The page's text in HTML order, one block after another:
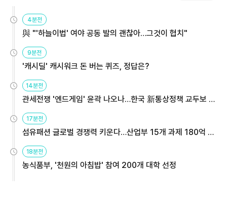
4분전
與 "'하늘이법' 여야 공동 발의 괜찮아…그것이 협치"
9분전
'캐시딜' 캐시워크 돈 버는 퀴즈, 정답은?
14분전
관세전쟁 '엔드게임' 윤곽 나오나…한국 新통상정책 교두보 활
17분전
섬유패션 글로벌 경쟁력 키운다…산업부 15개 과제 180억 지
18분전
농식품부, '천원의 아침밥' 참여 200개 대학 선정